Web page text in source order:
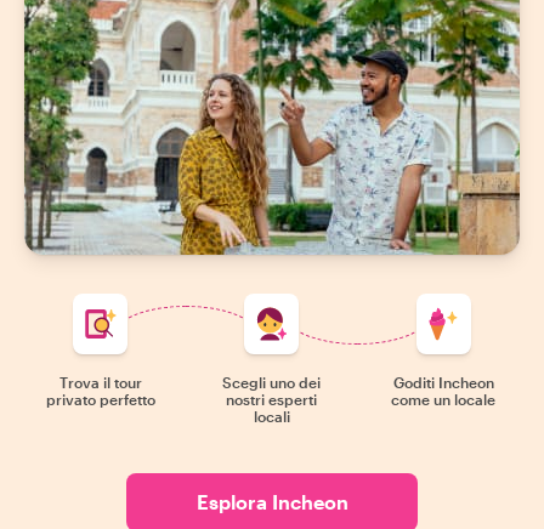
Trova il tour
privato perfetto
Scegli uno dei
nostri esperti
locali
Goditi Incheon
come un locale
Esplora Incheon